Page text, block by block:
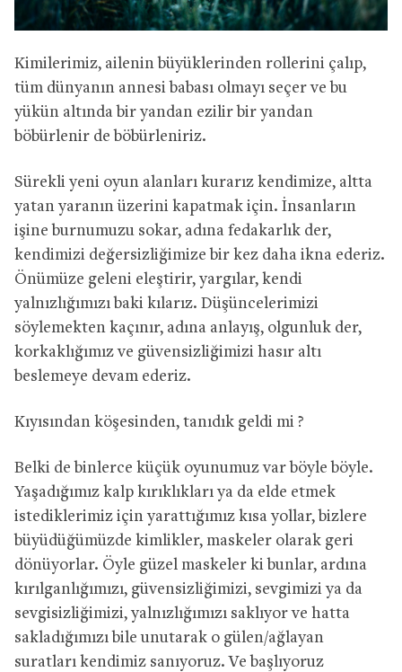
Kimilerimiz, ailenin büyüklerinden rollerini çalıp,
tüm dünyanın annesi babası olmayı seçer ve bu
yükün altında bir yandan ezilir bir yandan
böbürlenir de böbürleniriz.
Sürekli yeni oyun alanları kurarız kendimize, altta
yatan yaranın üzerini kapatmak için. İnsanların
işine burnumuzu sokar, adına fedakarlık der,
kendimizi değersizliğimize bir kez daha ikna ederiz.
Önümüze geleni eleştirir, yargılar, kendi
yalnızlığımızı baki kılarız. Düşüncelerimizi
söylemekten kaçınır, adına anlayış, olgunluk der,
korkaklığımız ve güvensizliğimizi hasır altı
beslemeye devam ederiz.
Kıyısından köşesinden, tanıdık geldi mi ?
Belki de binlerce küçük oyunumuz var böyle böyle.
Yaşadığımız kalp kırıklıkları ya da elde etmek
istediklerimiz için yarattığımız kısa yollar, bizlere
büyüdüğümüzde kimlikler, maskeler olarak geri
dönüyorlar. Öyle güzel maskeler ki bunlar, ardına
kırılganlığımızı, güvensizliğimizi, sevgimizi ya da
sevgisizliğimizi, yalnızlığımızı saklıyor ve hatta
sakladığımızı bile unutarak o gülen/ağlayan
suratları kendimiz sanıyoruz.Ve başlıyoruz